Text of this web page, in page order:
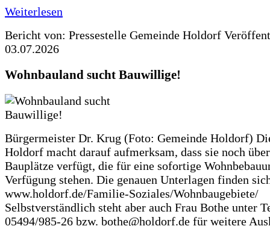
Weiterlesen
Bericht von: Pressestelle Gemeinde Holdorf
03.07.2026
Wohnbauland sucht Bauwillige!
Bürgermeister Dr. Krug (Foto: Gemeinde Holdorf)
Holdorf macht darauf aufmerksam, dass sie noch
Bauplätze verfügt, die für eine sofortige
Verfügung stehen. Die genauen Unterlagen finden
www.holdorf.de/Familie-Soziales/Wohnbaugebiete/
Selbstverständlich steht aber auch Frau Bothe unter
05494/985-26 bzw. bothe@holdorf.de für weitere